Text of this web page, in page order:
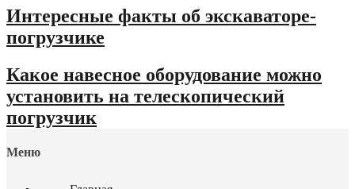
Интересные факты об экскаваторе-
погрузчике
Какое навесное оборудование можно
установить на телескопический
погрузчик
Меню